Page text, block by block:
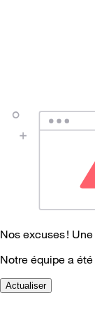
Nos excuses !
Notre équipe a
Actualiser